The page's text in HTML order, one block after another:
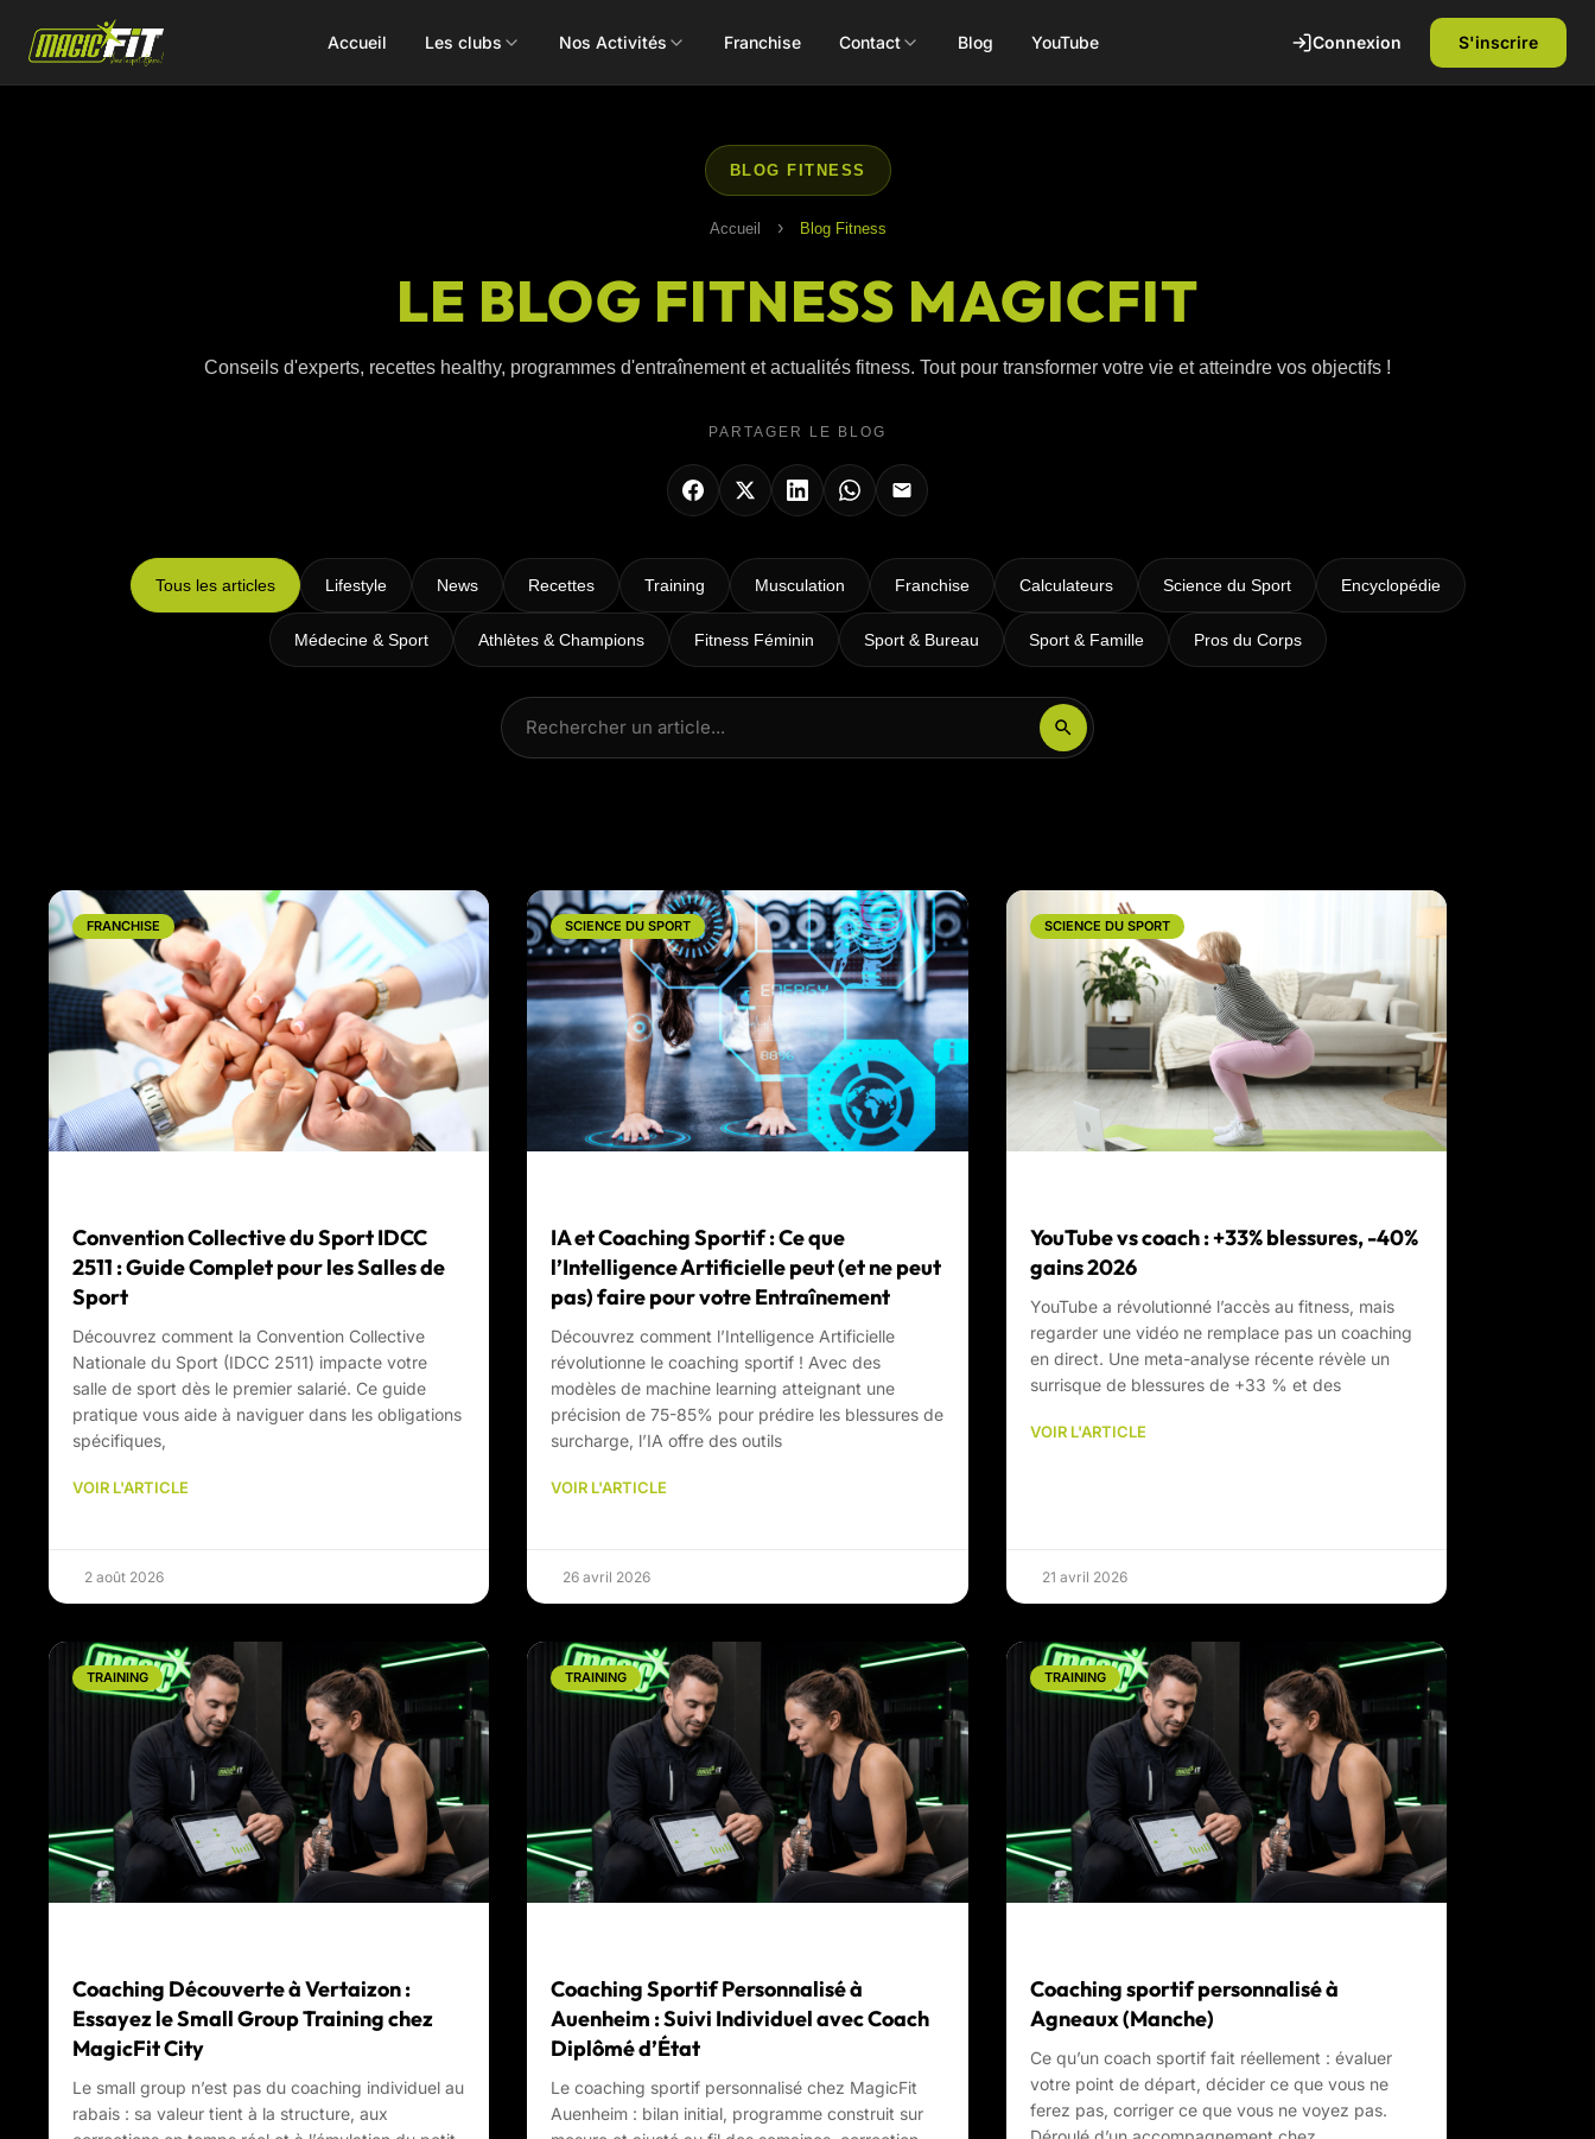
Accueil Les clubs Nos Activités
Renforcement
Intensifs
Cardio
Small Group
Perso
Les Mills
Concept
ALEOP
Aléop Cardio
Aléop Force
Aléop Fight
Booty Shape
Pôle Santé
Zumba Kids
Danse Kids
Franchise Contact Blog YouTube Connexion S'inscrire
BLOG FITNESS
Accueil › Blog Fitness
LE BLOG FITNESS MAGICFIT
Conseils d'experts, recettes healthy, programmes d'entraînement et actualités fitness. Tout pour transformer votre vie et atteindre vos objectifs !
PARTAGER LE BLOG
Tous les articles Lifestyle News Recettes Training Musculation Franchise Calculateurs Science du Sport Encyclopédie
Médecine & Sport Athlètes & Champions Fitness Féminin Sport & Bureau Sport & Famille Pros du Corps
FRANCHISE
Convention Collective du Sport IDCC
2511 : Guide Complet pour les Salles de
Sport
Découvrez comment la Convention Collective
Nationale du Sport (IDCC 2511) impacte votre
salle de sport dès le premier salarié. Ce guide
pratique vous aide à naviguer dans les obligations
spécifiques,
VOIR L'ARTICLE
2 août 2026
SCIENCE DU SPORT
IA et Coaching Sportif : Ce que
l’Intelligence Artificielle peut (et ne peut
pas) faire pour votre Entraînement
Découvrez comment l’Intelligence Artificielle
révolutionne le coaching sportif ! Avec des
modèles de machine learning atteignant une
précision de 75-85% pour prédire les blessures de
surcharge, l’IA offre des outils
VOIR L'ARTICLE
26 avril 2026
SCIENCE DU SPORT
YouTube vs coach : +33% blessures, -40%
gains 2026
YouTube a révolutionné l’accès au fitness, mais
regarder une vidéo ne remplace pas un coaching
en direct. Une meta-analyse récente révèle un
surrisque de blessures de +33 % et des
VOIR L'ARTICLE
21 avril 2026
TRAINING
Coaching Découverte à Vertaizon :
Essayez le Small Group Training chez
MagicFit City
Le small group n’est pas du coaching individuel au
rabais : sa valeur tient à la structure, aux
TRAINING
Coaching Sportif Personnalisé à
Auenheim : Suivi Individuel avec Coach
Diplômé d’État
Le coaching sportif personnalisé chez MagicFit
Auenheim : bilan initial, programme construit sur
TRAINING
Coaching sportif personnalisé à
Agneaux (Manche)
Ce qu’un coach sportif fait réellement : évaluer
votre point de départ, décider ce que vous ne
ferez pas, corriger ce que vous ne voyez pas.